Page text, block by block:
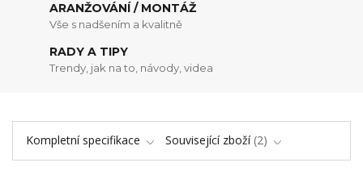
ARANŽOVÁNÍ / MONTÁŽ
Vše s nadšením a kvalitně
RADY A TIPY
Trendy, jak na to, návody, videa
Kompletní specifikace Související zboží 2